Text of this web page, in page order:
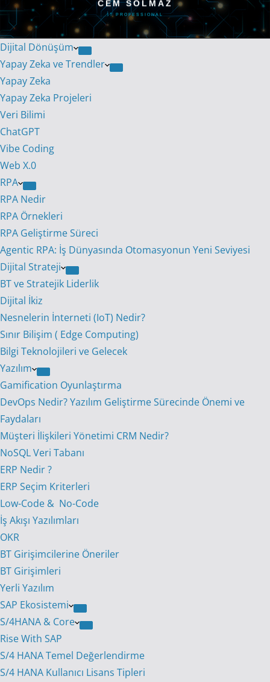
CEM SOLMAZ
IT PROFESSIONAL
Dijital Dönüşüm
Yapay Zeka ve Trendler
Yapay Zeka
Yapay Zeka Projeleri
Veri Bilimi
ChatGPT
Vibe Coding
Web X.0
RPA
RPA Nedir
RPA Örnekleri
RPA Geliştirme Süreci
Agentic RPA: İş Dünyasında Otomasyonun Yeni Seviyesi
Dijital Strateji
BT ve Stratejik Liderlik
Dijital İkiz
Nesnelerin İnterneti (IoT) Nedir?
Sınır Bilişim ( Edge Computing)
Bilgi Teknolojileri ve Gelecek
Yazılım
Gamification Oyunlaştırma
DevOps Nedir? Yazılım Geliştirme Sürecinde Önemi ve
Faydaları
Müşteri İlişkileri Yönetimi CRM Nedir?
NoSQL Veri Tabanı
ERP Nedir ?
ERP Seçim Kriterleri
Low-Code & No-Code
İş Akışı Yazılımları
OKR
BT Girişimcilerine Öneriler
BT Girişimleri
Yerli Yazılım
SAP Ekosistemi
S/4HANA & Core
Rise With SAP
S/4 HANA Temel Değerlendirme
S/4 HANA Kullanıcı Lisans Tipleri